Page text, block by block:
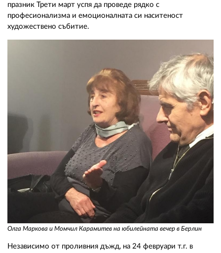
празник Трети март успя да проведе рядко с
професионализма и емоционалната си наситеност
художествено събитие.
Олга Маркова и Момчил Карамитев на юбилейната вечер в Берлин
Независимо от проливния дъжд, на 24 февруари т.г. в